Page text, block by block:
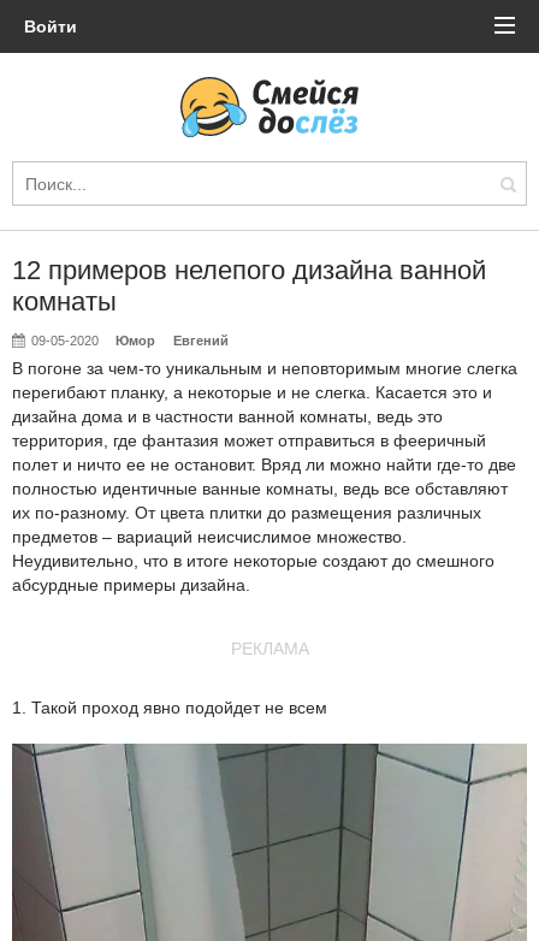
Войти
12 примеров нелепого дизайна ванной
комнаты
09-05-2020 Юмор Евгений
В погоне за чем-то уникальным и неповторимым многие слегка
перегибают планку, а некоторые и не слегка. Касается это и
дизайна дома и в частности ванной комнаты, ведь это
территория, где фантазия может отправиться в фееричный
полет и ничто ее не остановит. Вряд ли можно найти где-то две
полностью идентичные ванные комнаты, ведь все обставляют
их по-разному. От цвета плитки до размещения различных
предметов – вариаций неисчислимое множество.
Неудивительно, что в итоге некоторые создают до смешного
абсурдные примеры дизайна.
РЕКЛАМА
1. Такой проход явно подойдет не всем